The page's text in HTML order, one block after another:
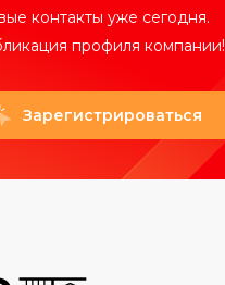
контакты уже сегодня.
профиля компании!
Зарегистрироваться